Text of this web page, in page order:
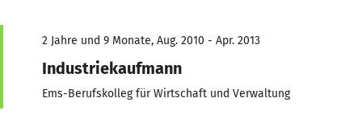
2 Jahre und 9 Monate, Aug. 2010 - Apr. 2013
Industriekaufmann
Ems-Berufskolleg für Wirtschaft und Verwaltung